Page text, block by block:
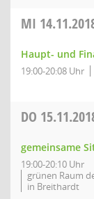
MI
Haupt- und
19:00-20:08 Uhr
DO
gemeinsame
19:00-20:10 Uhr
grünen Raum
in Breithardt